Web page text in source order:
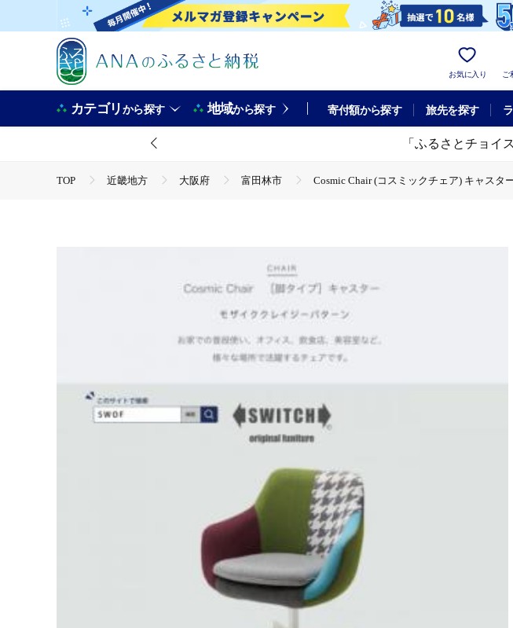
お気に入り ご
カテゴリから探す 地域から探す 寄付額から探す 旅先を探す
「ふるさとチョイ
TOP 近畿地方 大阪府 富田林市 Cosmic Chair (コスミックチェア) キャスタ